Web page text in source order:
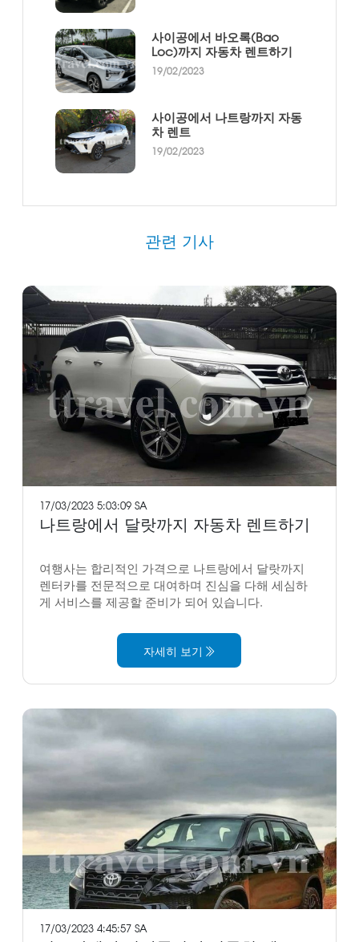
사이공에서 바오록(Bao
Loc)까지 자동차 렌트하기
19/02/2023
사이공에서 나트랑까지 자동
차 렌트
19/02/2023
관련 기사
17/03/2023 5:03:09 SA
나트랑에서 달랏까지 자동차 렌트하기
여행사는 합리적인 가격으로 나트랑에서 달랏까지
렌터카를 전문적으로 대여하며 진심을 다해 세심하
게 서비스를 제공할 준비가 되어 있습니다.
자세히 보기
17/03/2023 4:45:57 SA